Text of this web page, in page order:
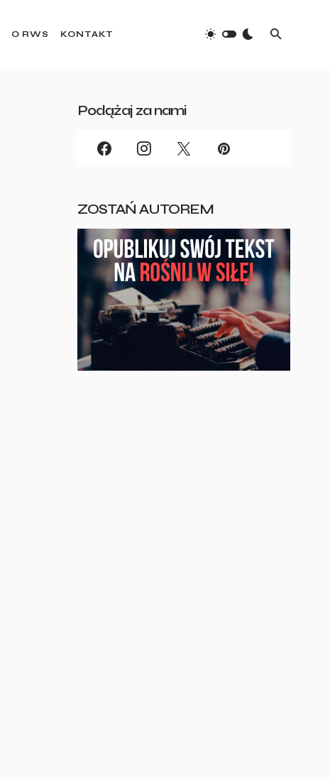
O RWS KONTAKT
Podążaj za nami
ZOSTAŃ AUTOREM